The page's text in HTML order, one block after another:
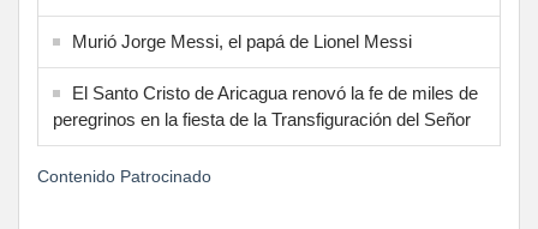
Murió Jorge Messi, el papá de Lionel Messi
El Santo Cristo de Aricagua renovó la fe de miles de
peregrinos en la fiesta de la Transfiguración del Señor
Contenido Patrocinado